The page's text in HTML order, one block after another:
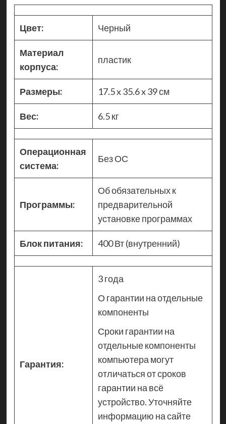
Цвет: Черный
Материал
корпуса:
пластик
Размеры: 17.5 x 35.6 x 39 см
Вес: 6.5 кг
Операционная
система:
Без ОС
Программы:
Об обязательных к
предварительной
установке программах
Блок питания: 400 Вт (внутренний)
Гарантия:
3 года
О гарантии на отдельные
компоненты
Сроки гарантии на
отдельные компоненты
компьютера могут
отличаться от сроков
гарантии на всё
устройство. Уточняйте
информацию на сайте